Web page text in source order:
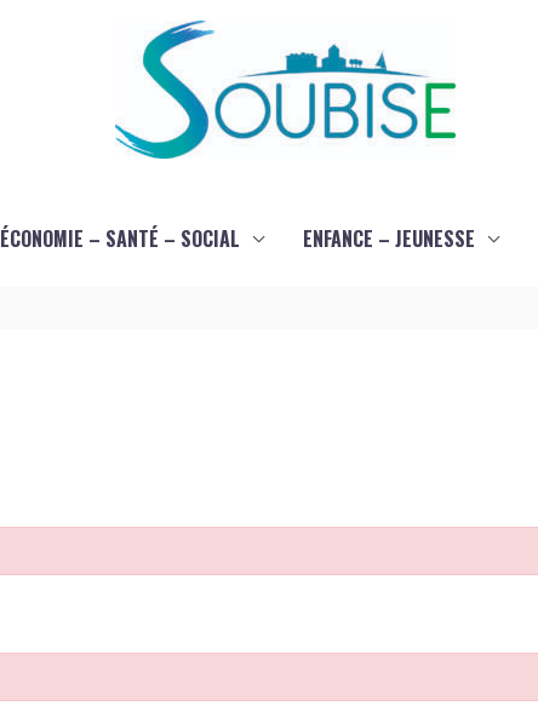
ÉCONOMIE – SANTÉ – SOCIAL ENFANCE – JEUNESSE